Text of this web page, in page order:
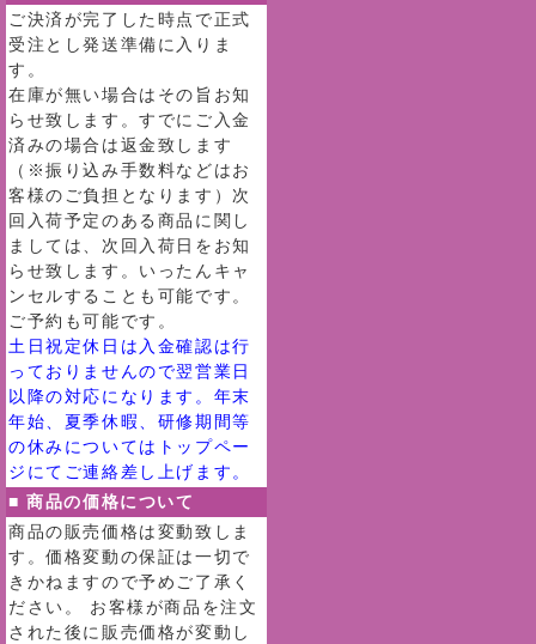
ご決済が完了した時点で正式
受注とし発送準備に入りま
す。
在庫が無い場合はその旨お知
らせ致します。すでにご入金
済みの場合は返金致します
（※振り込み手数料などはお
客様のご負担となります）次
回入荷予定のある商品に関し
ましては、次回入荷日をお知
らせ致します。いったんキャ
ンセルすることも可能です。
ご予約も可能です。
土日祝定休日は入金確認は行
っておりませんので翌営業日
以降の対応になります。年末
年始、夏季休暇、研修期間等
の休みについてはトップペー
ジにてご連絡差し上げます。
■ 商品の価格について
商品の販売価格は変動致しま
す。価格変動の保証は一切で
きかねますので予めご了承く
ださい。 お客様が商品を注文
された後に販売価格が変動し